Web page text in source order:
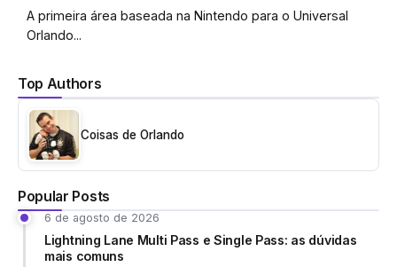
Top Authors
Coisas de Orlando
Popular Posts
6 de agosto de 2026
Lightning Lane Multi Pass e Single Pass: as dúvidas
mais comuns
A primeira área baseada na Nintendo para o Universal
Orlando...